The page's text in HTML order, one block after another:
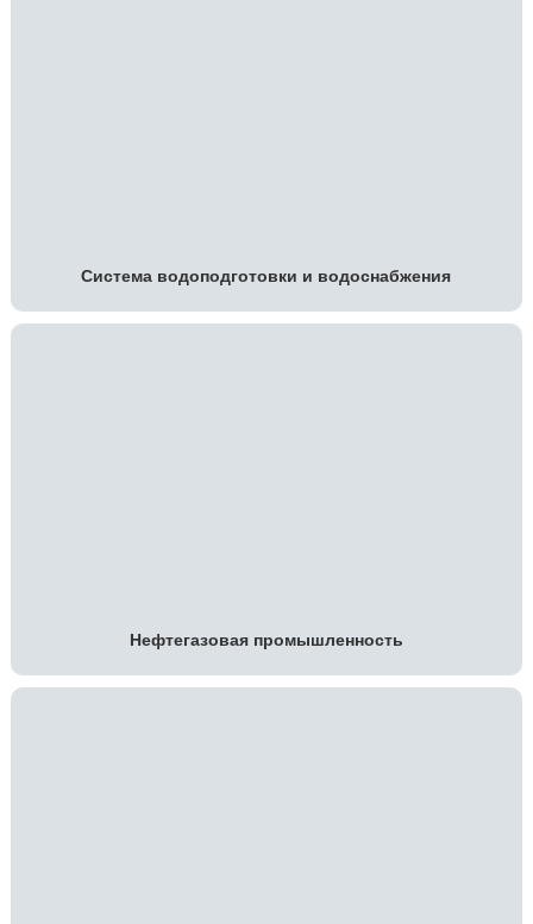
Система водоподготовки и водоснабжения
Нефтегазовая промышленность